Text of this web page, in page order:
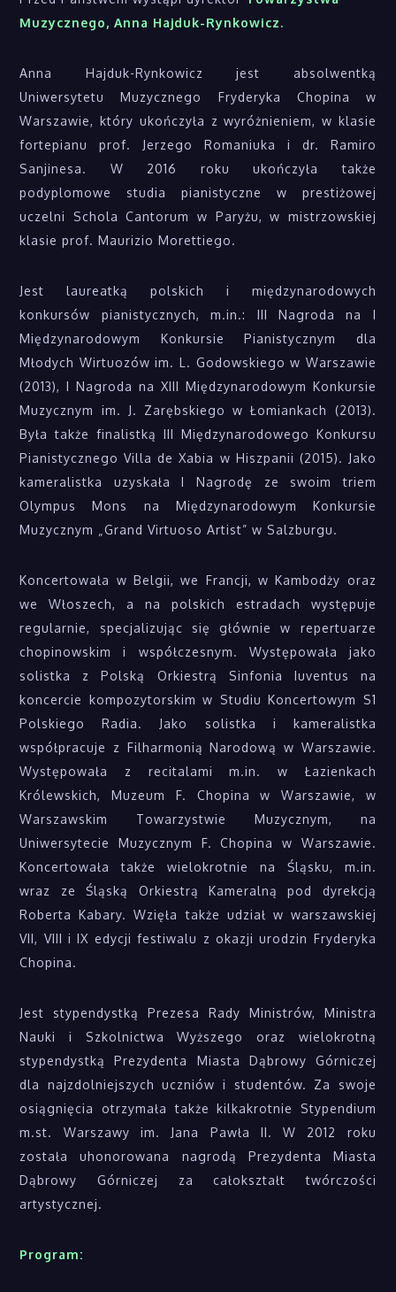
Muzycznego, Anna Hajduk-Rynkowicz.
Anna Hajduk-Rynkowicz jest absolwentką
Uniwersytetu Muzycznego Fryderyka Chopina w
Warszawie, który ukończyła z wyróżnieniem, w klasie
fortepianu prof. Jerzego Romaniuka i dr. Ramiro
Sanjinesa. W 2016 roku ukończyła także
podyplomowe studia pianistyczne w prestiżowej
uczelni Schola Cantorum w Paryżu, w mistrzowskiej
klasie prof. Maurizio Morettiego.
Jest laureatką polskich i międzynarodowych
konkursów pianistycznych, m.in.: III Nagroda na I
Międzynarodowym Konkursie Pianistycznym dla
Młodych Wirtuozów im. L. Godowskiego w Warszawie
(2013), I Nagroda na XIII Międzynarodowym Konkursie
Muzycznym im. J. Zarębskiego w Łomiankach (2013).
Była także finalistką III Międzynarodowego Konkursu
Pianistycznego Villa de Xabia w Hiszpanii (2015). Jako
kameralistka uzyskała I Nagrodę ze swoim triem
Olympus Mons na Międzynarodowym Konkursie
Muzycznym „Grand Virtuoso Artist” w Salzburgu.
Koncertowała w Belgii, we Francji, w Kambodży oraz
we Włoszech, a na polskich estradach występuje
regularnie, specjalizując się głównie w repertuarze
chopinowskim i współczesnym. Występowała jako
solistka z Polską Orkiestrą Sinfonia Iuventus na
koncercie kompozytorskim w Studiu Koncertowym S1
Polskiego Radia. Jako solistka i kameralistka
współpracuje z Filharmonią Narodową w Warszawie.
Występowała z recitalami m.in. w Łazienkach
Królewskich, Muzeum F. Chopina w Warszawie, w
Warszawskim Towarzystwie Muzycznym, na
Uniwersytecie Muzycznym F. Chopina w Warszawie.
Koncertowała także wielokrotnie na Śląsku, m.in.
wraz ze Śląską Orkiestrą Kameralną pod dyrekcją
Roberta Kabary. Wzięła także udział w warszawskiej
VII, VIII i IX edycji festiwalu z okazji urodzin Fryderyka
Chopina.
Jest stypendystką Prezesa Rady Ministrów, Ministra
Nauki i Szkolnictwa Wyższego oraz wielokrotną
stypendystką Prezydenta Miasta Dąbrowy Górniczej
dla najzdolniejszych uczniów i studentów. Za swoje
osiągnięcia otrzymała także kilkakrotnie Stypendium
m.st. Warszawy im. Jana Pawła II. W 2012 roku
została uhonorowana nagrodą Prezydenta Miasta
Dąbrowy Górniczej za całokształt twórczości
artystycznej.
Program: